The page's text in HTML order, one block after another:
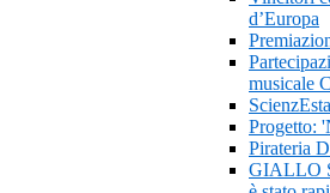
d’Europa
musicale
Progetto:
Pirateria
GIALLO